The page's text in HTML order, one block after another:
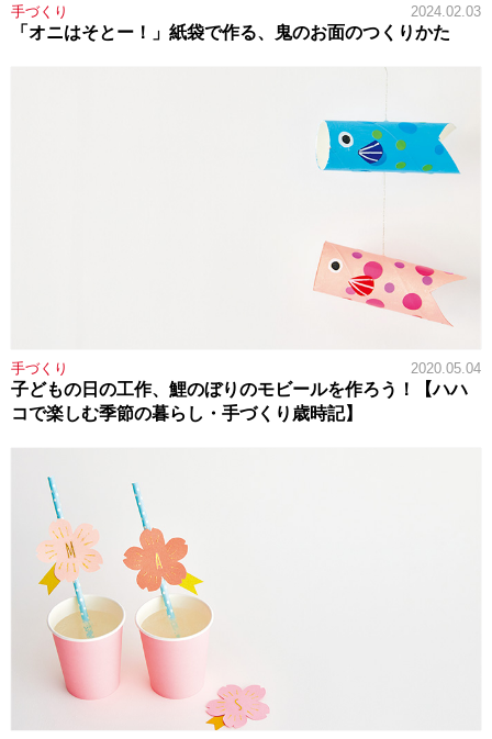
手づくり 2024.02.03
「オニはそとー！」紙袋で作る、鬼のお面のつくりかた
手づくり 2020.05.04
子どもの日の工作、鯉のぼりのモビールを作ろう！【ハハ
コで楽しむ季節の暮らし・手づくり歳時記】